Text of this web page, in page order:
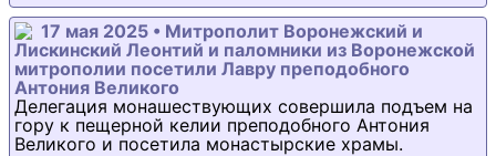
17 мая 2025 • Митрополит Воронежский и
Лискинский Леонтий и паломники из Воронежской
митрополии посетили Лавру преподобного
Антония Великого
Делегация монашествующих совершила подъем на
гору к пещерной келии преподобного Антония
Великого и посетила монастырские храмы.